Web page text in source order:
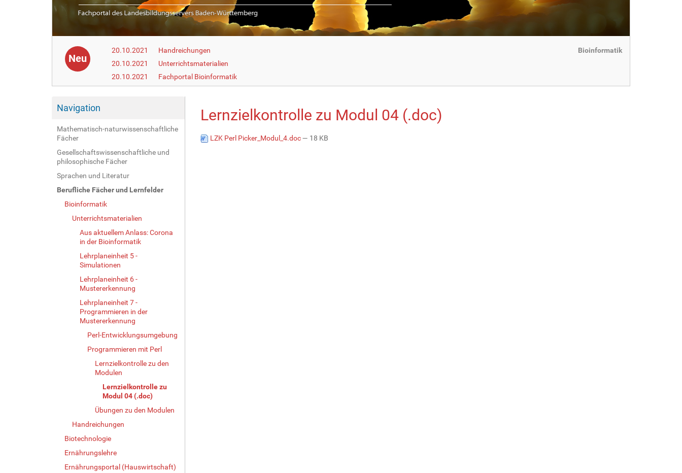
Neu
20.10.2021
Handreichungen
20.10.2021
Unterrichtsmaterialien
20.10.2021
Fachportal Bioinformatik
Bioinformatik
Navigation
Mathematisch-naturwissenschaftliche
Fächer
Gesellschaftswissenschaftliche und
philosophische Fächer
Sprachen und Literatur
Berufliche Fächer und Lernfelder
Bioinformatik
Unterrichtsmaterialien
Aus aktuellem Anlass: Corona
in der Bioinformatik
Lehrplaneinheit 5 -
Simulationen
Lehrplaneinheit 6 -
Mustererkennung
Lehrplaneinheit 7 -
Programmieren in der
Mustererkennung
Perl-Entwicklungsumgebung
Programmieren mit Perl
Lernzielkontrolle zu den
Modulen
Lernzielkontrolle zu
Modul 04 (.doc)
Übungen zu den Modulen
Handreichungen
Biotechnologie
Ernährungslehre
Ernährungsportal (Hauswirtschaft)
Lernzielkontrolle zu Modul 04 (.doc)
LZK Perl Picker_Modul_4.doc— 18 KB